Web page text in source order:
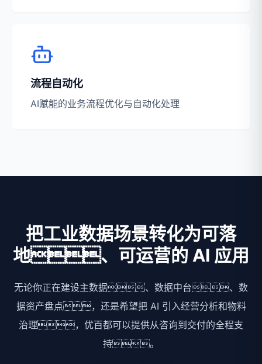
流程自动化
AI赋能的业务流程优化与自动化处理
把工业数据场景转化为可落
地、可运营的 AI 应用
无论你正在建设主数据、数据中台、数
据资产盘点，还是希望把 AI 引入经营分析和物料
治理，优百都可以提供从咨询到交付的全程支
持。